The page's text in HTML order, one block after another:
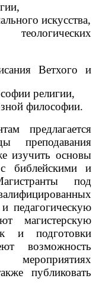
искусства,
Ветхого и
религии,
философии.
предлагается
преподавания
изучить основы
библейскими и
под
педагогическую
магистерскую
и подготовки
возможность
публиковать